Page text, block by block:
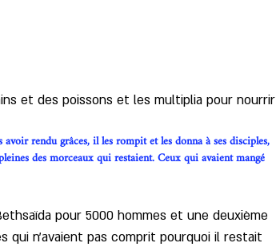
et des poissons et les multiplia pour nourrir
rendu grâces, il les rompit et les donna à ses disciples,
des morceaux qui restaient. Ceux qui avaient mangé
pour 5000 hommes et une deuxième
qui n'avaient pas comprit pourquoi il restait